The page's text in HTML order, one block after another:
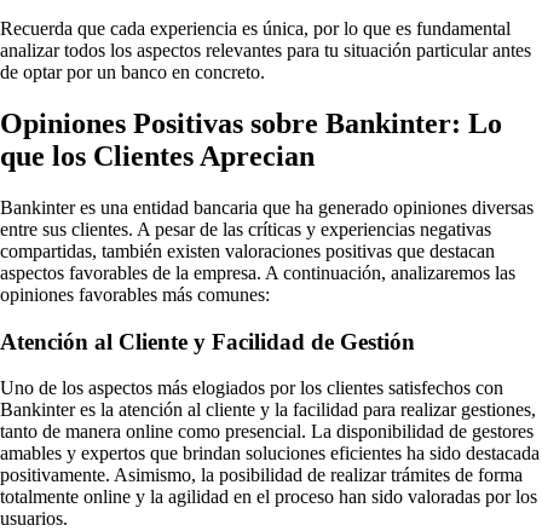
Recuerda que cada experiencia es única, por lo que es fundamental
analizar todos los aspectos relevantes para tu situación particular antes
de optar por un banco en concreto.
Opiniones Positivas sobre Bankinter: Lo
que los Clientes Aprecian
Bankinter es una entidad bancaria que ha generado opiniones diversas
entre sus clientes. A pesar de las críticas y experiencias negativas
compartidas, también existen valoraciones positivas que destacan
aspectos favorables de la empresa. A continuación, analizaremos las
opiniones favorables más comunes:
Atención al Cliente y Facilidad de Gestión
Uno de los aspectos más elogiados por los clientes satisfechos con
Bankinter es la atención al cliente y la facilidad para realizar gestiones,
tanto de manera online como presencial. La disponibilidad de gestores
amables y expertos que brindan soluciones eficientes ha sido destacada
positivamente. Asimismo, la posibilidad de realizar trámites de forma
totalmente online y la agilidad en el proceso han sido valoradas por los
usuarios.